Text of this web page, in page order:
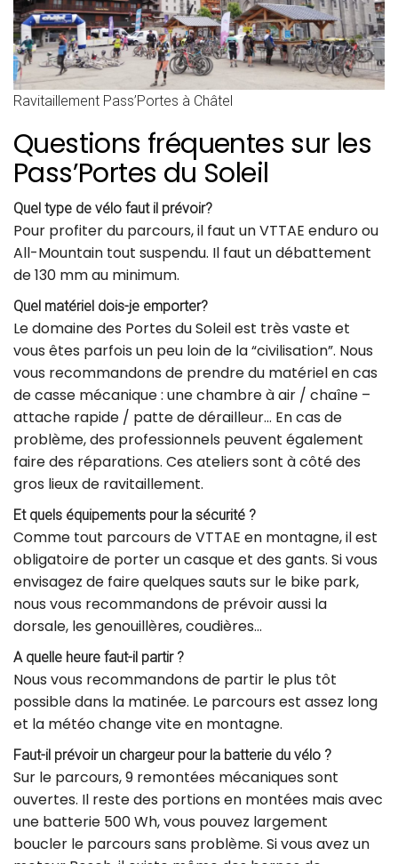
Ravitaillement Pass’Portes à Châtel
Questions fréquentes sur les
Pass’Portes du Soleil
Quel type de vélo faut il prévoir?
Pour profiter du parcours, il faut un VTTAE enduro ou
All-Mountain tout suspendu. Il faut un débattement
de 130 mm au minimum.
Quel matériel dois-je emporter?
Le domaine des Portes du Soleil est très vaste et
vous êtes parfois un peu loin de la “civilisation”. Nous
vous recommandons de prendre du matériel en cas
de casse mécanique : une chambre à air / chaîne –
attache rapide / patte de dérailleur… En cas de
problème, des professionnels peuvent également
faire des réparations. Ces ateliers sont à côté des
gros lieux de ravitaillement.
Et quels équipements pour la sécurité ?
Comme tout parcours de VTTAE en montagne, il est
obligatoire de porter un casque et des gants. Si vous
envisagez de faire quelques sauts sur le bike park,
nous vous recommandons de prévoir aussi la
dorsale, les genouillères, coudières…
A quelle heure faut-il partir ?
Nous vous recommandons de partir le plus tôt
possible dans la matinée. Le parcours est assez long
et la météo change vite en montagne.
Faut-il prévoir un chargeur pour la batterie du vélo ?
Sur le parcours, 9 remontées mécaniques sont
ouvertes. Il reste des portions en montées mais avec
une batterie 500 Wh, vous pouvez largement
boucler le parcours sans problème. Si vous avez un